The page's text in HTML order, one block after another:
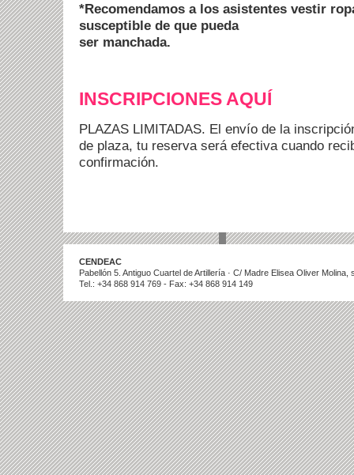
*Recomendamos a los asistentes vestir
susceptible de que pueda
ser manchada.
INSCRIPCIONES AQUÍ
PLAZAS LIMITADAS. El envío de la
de plaza, tu reserva será efectiva cuando
confirmación.
CENDEAC
Pabellón 5. Antiguo Cuartel de Artillería · C/ Madre Elisea Oliver
Tel.: +34 868 914 769 - Fax: +34 868 914 149